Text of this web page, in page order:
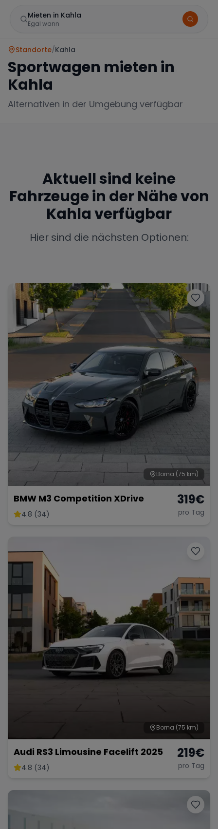
Mieten in Kahla
Egal wann
Mercedes BMW Audi
Dodge
Bentley Rolls Royce Aston Martin
Bugatti Lotus
Range Rover
Standorte/Kahla
Sportwagen mieten in
Kahla
Alternativen in der Umgebung verfügbar
Aktuell sind keine
Fahrzeuge in der Nähe von
Kahlaverfügbar
Hier sind die nächsten Optionen:
Borna (75 km)
BMW M3 Competition XDrive
4.8 (34)
319€
pro Tag
Borna (75 km)
Audi RS3 Limousine Facelift 2025
4.8 (34)
219€
pro Tag